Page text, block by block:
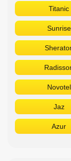
Titanic
Sunrise
Novotel
Jaz
Azur